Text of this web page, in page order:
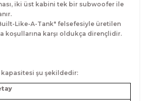
iki üst kabini tek bir subwoofer ile
Like-A-Tank" felsefesiyle üretilen
koşullarına karşı oldukça dirençlidir.
kapasitesi şu şekildedir: